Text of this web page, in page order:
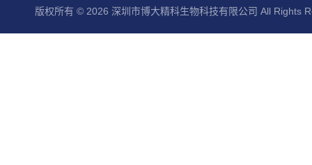
版权所有 © 2026 深圳市博大精科生物科技有限公司 All Rights